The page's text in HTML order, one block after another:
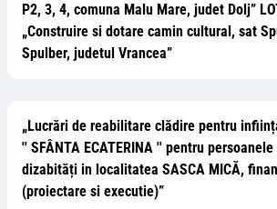
P2, 3, 4, comuna Malu Mare, judet Dolj”
„Construire si dotare camin cultural, sat
Spulber, judetul Vrancea”
„Lucrări de reabilitare clădire pentru
'' SFÂNTA ECATERINA '' pentru
dizabități in localitatea SASCA MICĂ,
(proiectare si executie)”